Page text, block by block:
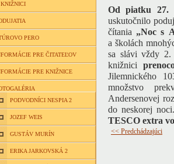
KNIŽNICI
PERO
PRE ČITATEĽOV
PRE KNIŽNICE
PODVODNÍCI NESPIA 2
JOZEF WEIS
GUSTÁV MURÍN
ERIKA JARKOVSKÁ 2
Od piatku 27.
uskutočnilo
čítania „Noc s
a školách
sa slávi vždy 2.
knižnici
Jilemnického
množstvo
Andersenovej
do neskorej
TESCO extra
<< Predchádzajúci